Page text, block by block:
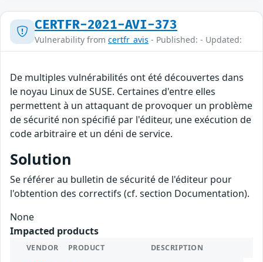
CERTFR-2021-AVI-373
Vulnerability from certfr_avis - Published: - Updated:
De multiples vulnérabilités ont été découvertes dans
le noyau Linux de SUSE. Certaines d'entre elles
permettent à un attaquant de provoquer un problème
de sécurité non spécifié par l'éditeur, une exécution de
code arbitraire et un déni de service.
Solution
Se référer au bulletin de sécurité de l'éditeur pour
l'obtention des correctifs (cf. section Documentation).
None
Impacted products
VENDOR PRODUCT DESCRIPTION